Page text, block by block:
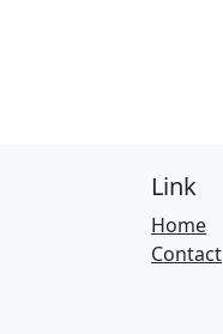
Link
Home
Contact